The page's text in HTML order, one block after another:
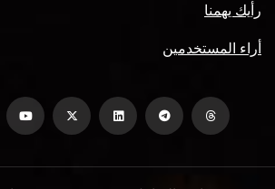
رأيك يهمنا
أراء المستخدمين